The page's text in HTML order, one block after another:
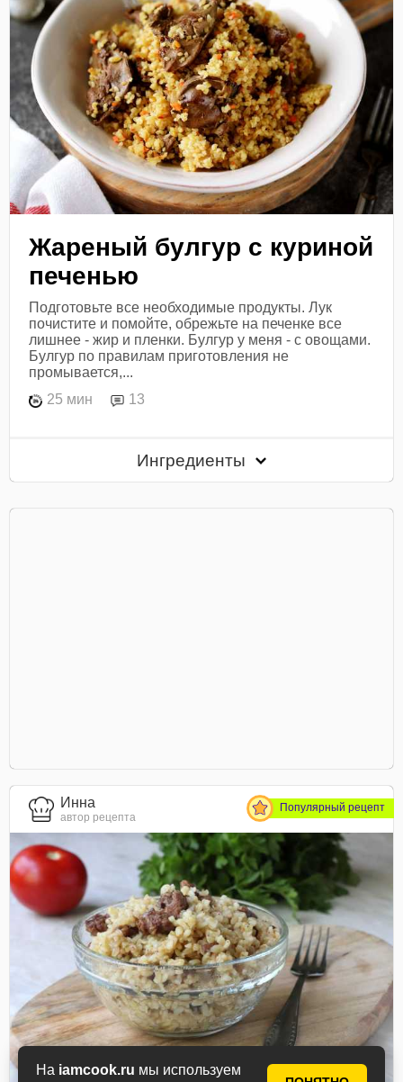
На iamcook.ru мы используем
Жареный булгур с куриной
печенью
Подготовьте все необходимые продукты. Лук
почистите и помойте, обрежьте на печенке все
лишнее - жир и пленки. Булгур у меня - с овощами.
Булгур по правилам приготовления не
промывается,...
25 мин
13
Ингредиенты
Инна
автор рецепта
Популярный рецепт